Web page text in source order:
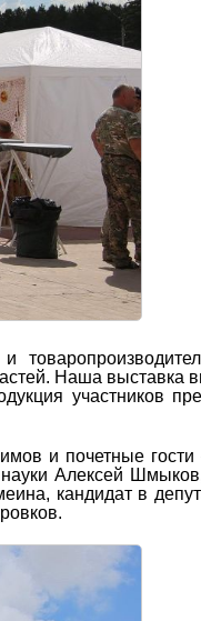
Наша выставка
участников
и почетные
Алексей
кандидат в